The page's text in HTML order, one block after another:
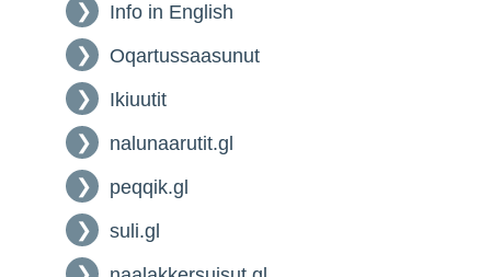
Info in English
Oqartussaasunut
Ikiuutit
nalunaarutit.gl
peqqik.gl
suli.gl